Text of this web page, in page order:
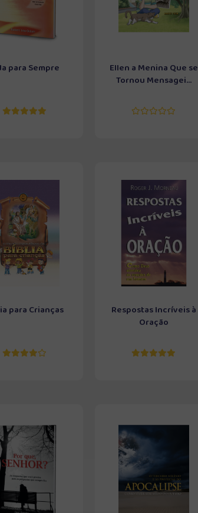
para Sempre
Ellen a Menina Que se
Tornou Mensagei...
para Crianças
Respostas Incríveis à
Oração